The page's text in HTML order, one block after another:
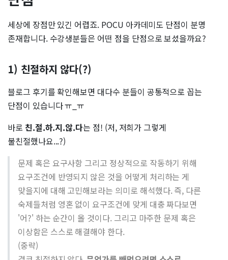
세상에 장점만 있긴 어렵죠. POCU 아카데미도 단점이 분명
존재합니다. 수강생분들은 어떤 점을 단점으로 보셨을까요?
1) 친절하지 않다(?)
블로그 후기를 확인해보면 대다수 분들이 공통적으로 꼽는
단점이 있습니다 ㅠ_ㅠ
바로 친.절.하.지.않.다는 점! (저, 저희가 그렇게
불친절했나요...?)
문제 혹은 요구사항 그리고 정상적으로 작동하기 위해
요구조건에 반영되지 않은 것을 어떻게 처리하는 게
맞을지에 대해 고민해보라는 의미로 해석했다. 즉, 다른
숙제들처럼 영혼 없이 요구조건에 맞게 대충 짜다보면
'어?' 하는 순간이 올 것이다. 그리고 마주한 문제 혹은
이상함은 스스로 해결해야 한다.
(중략)